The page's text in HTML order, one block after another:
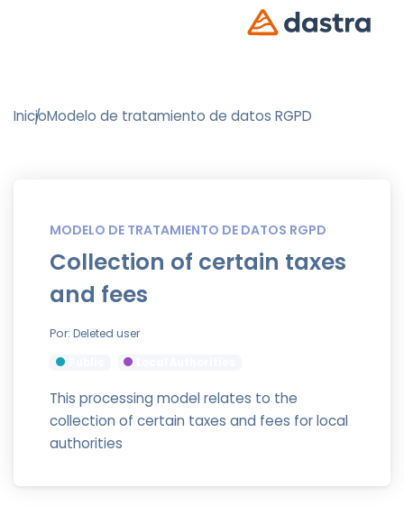
InicioModelo de tratamiento de datos RGPD
MODELO DE TRATAMIENTO DE DATOS RGPD
Collection of certain taxes
and fees
Por: Deleted user
This processing model relates to the
collection of certain taxes and fees for local
authorities